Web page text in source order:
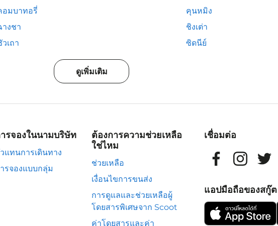
อมบาทอรี่
คุนหมิง
างชา
ชิงเต่า
เถา ซิดนีย์
ดูเพิ่มเติม
รจองในนามบริษัท
แทนการเดินทาง
รจองแบบกลุ่ม
ต้องการความช่วยเหลือ
ใช่ไหม
ช่วยเหลือ
เงื่อนไขการขนส่ง
การดูแลและช่วยเหลือผู้
โดยสารพิเศษจาก Scoot
ค่าโดยสารและค่า
เชื่อมต่อ
แอปมือถือของสกู๊ต